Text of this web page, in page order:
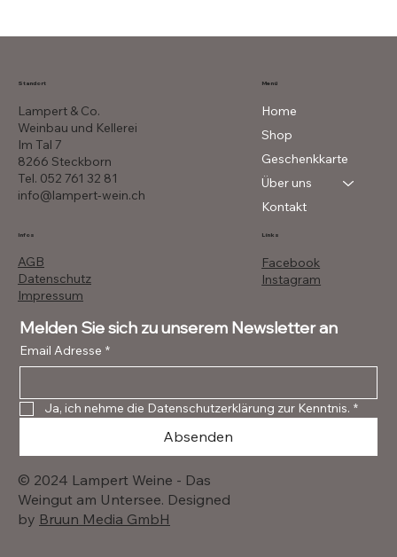
Standort
Lampert & Co.
Weinbau und Kellerei
Im Tal 7
8266 Steckborn
Tel. 052 761 32 81
info@lampert-wein.ch
Menü
Home
Shop
Geschenkkarte
Über uns
Kontakt
Infos
AGB
Datenschutz
Impressum
Links
Facebook
Instagram
Melden Sie sich zu unserem Newsletter an
Email Adresse *
Ja, ich nehme die Datenschutzerklärung zur Kenntnis. *
Absenden
© 2024 Lampert Weine - Das
Weingut am Untersee. Designed
by Bruun Media GmbH